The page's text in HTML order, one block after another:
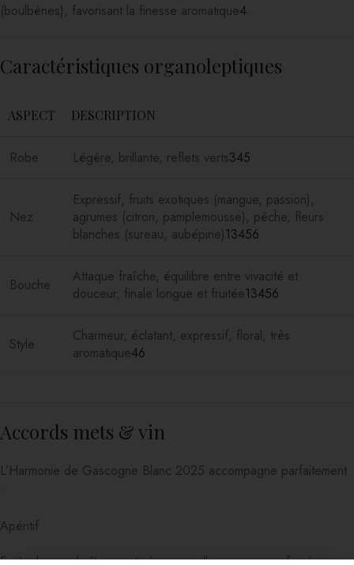
(boulbènes), favorisant la finesse aromatique4.
Caractéristiques organoleptiques
ASPECT DESCRIPTION
Robe Légère, brillante, reflets verts345
Nez
Expressif, fruits exotiques (mangue, passion),
agrumes (citron, pamplemousse), pêche, fleurs
blanches (sureau, aubépine)13456
Bouche
Attaque fraîche, équilibre entre vivacité et
douceur, finale longue et fruitée13456
Style
Charmeur, éclatant, expressif, floral, très
aromatique46
Accords mets & vin
L’Harmonie de Gascogne Blanc 2025 accompagne parfaitement
:
Apéritif